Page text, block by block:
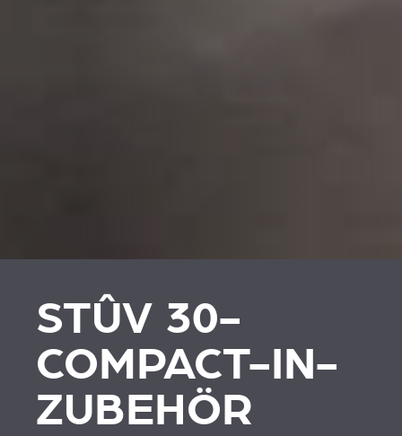
STÛV 30-
COMPACT-IN-
ZUBEHÖR